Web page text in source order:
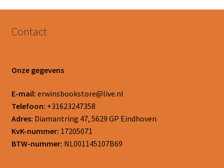
Contact
Onze gegevens
E-mail: erwinsbookstore@live.nl
Telefoon: +31623247358
Adres: Diamantring 47, 5629 GP Eindhoven
KvK-nummer: 17205071
BTW-nummer: NL001145107B69